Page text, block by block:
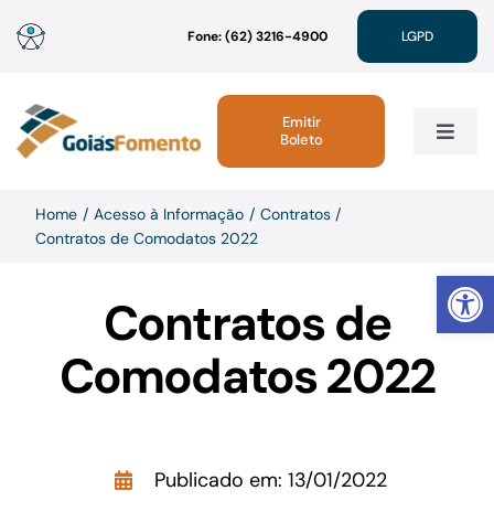
Abrir
para
conteúdo
Fone: (62) 3216-4900 LGPD
Toggle
Institucional
Atendimento
Emitir
Boleto
Home Acesso à Informação
Contratos
Contratos de Comodatos 2022
Contratos de
Comodatos 2022
Publicado em: 13/01/2022